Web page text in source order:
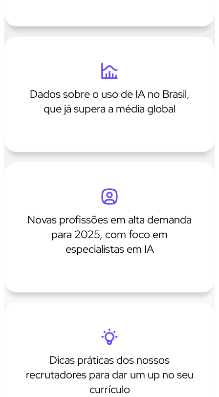
Dados sobre o uso de IA no Brasil,
que já supera a média global
Novas profissões em alta demanda
para 2025, com foco em
especialistas em IA
Dicas práticas dos nossos
recrutadores para dar um up no seu
currículo